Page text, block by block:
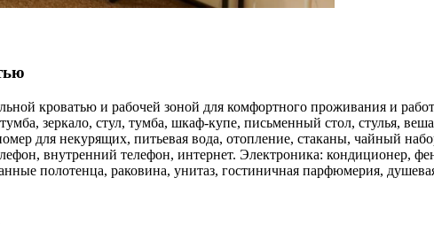
кроватью и рабочей зоной для комфортного проживания и
зеркало, стул, тумба, шкаф-купе, письменный стол, стулья,
для некурящих, питьевая вода, отопление, стаканы, чайный
внутренний телефон, интернет. Электроника: кондиционер,
полотенца, раковина, унитаз, гостиничная парфюмерия,